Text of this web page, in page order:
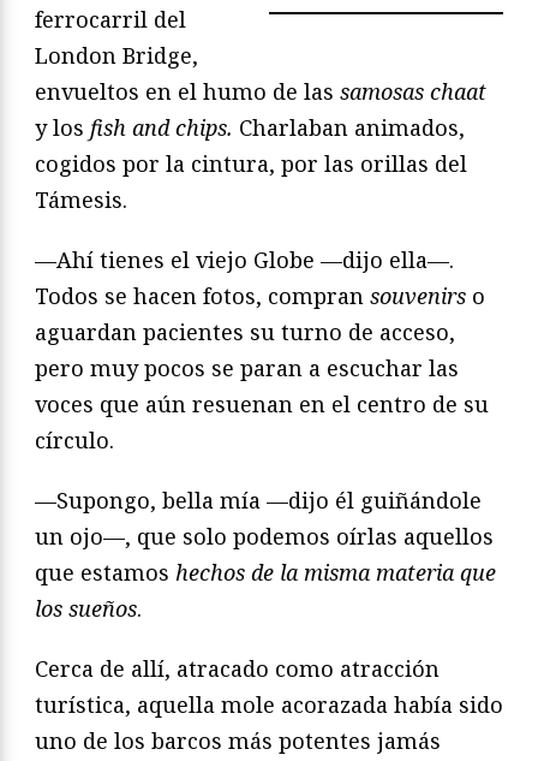
ferrocarril del
London Bridge,
envueltos en el humo de las samosas chaat
y los fish and chips. Charlaban animados,
cogidos por la cintura, por las orillas del
Támesis.
—Ahí tienes el viejo Globe —dijo ella—.
Todos se hacen fotos, compran souvenirs o
aguardan pacientes su turno de acceso,
pero muy pocos se paran a escuchar las
voces que aún resuenan en el centro de su
círculo.
—Supongo, bella mía —dijo él guiñándole
un ojo—, que solo podemos oírlas aquellos
que estamos hechos de la misma materia que
los sueños.
Cerca de allí, atracado como atracción
turística, aquella mole acorazada había sido
uno de los barcos más potentes jamás